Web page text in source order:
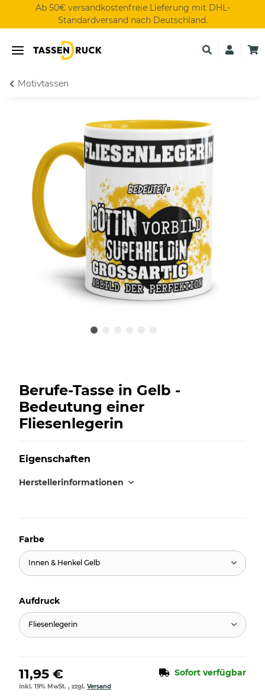
Ab 50€ versandkostenfreie Lieferung mit DHL-
Standardversand nach Deutschland.
Motivtassen
Berufe-Tasse in Gelb -
Bedeutung einer
Fliesenlegerin
Eigenschaften
Herstellerinformationen
Farbe
Innen & Henkel Gelb
Aufdruck
Fliesenlegerin
11,95 € Sofort verfügbar
inkl. 19% MwSt. , zzgl. Versand